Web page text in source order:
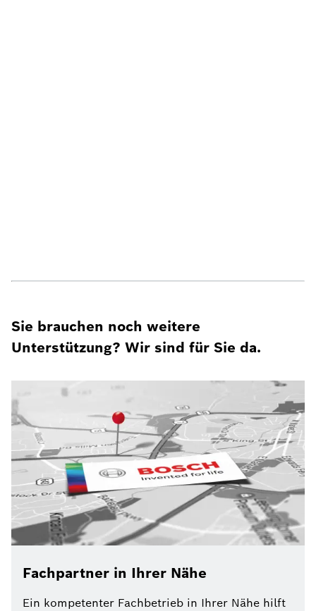
Sie brauchen noch weitere
Unterstützung? Wir sind für Sie da.
Fachpartner in Ihrer Nähe
Ein kompetenter Fachbetrieb in Ihrer Nähe hilft